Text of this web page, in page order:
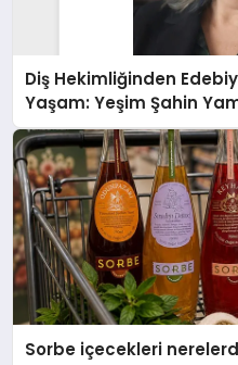
Diş Hekimliğinden
Yaşam: Yeşim Şahin
Sorbe içecekleri